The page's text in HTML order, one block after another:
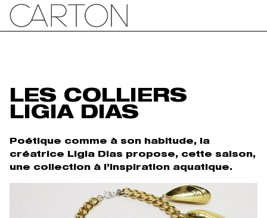
LES COLLIERS
LIGIA DIAS
Poétique comme à son habitude, la
créatrice Ligia Dias propose, cette saison,
une collection à l’inspiration aquatique.